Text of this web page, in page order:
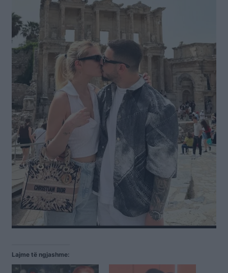
Lajme të ngjashme: